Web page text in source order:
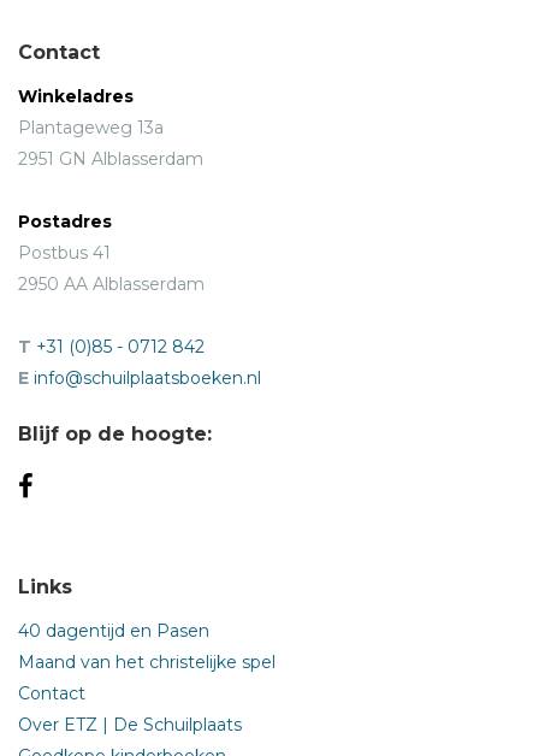
Contact
Winkeladres
Plantageweg 13a
2951 GN Alblasserdam
Postadres
Postbus 41
2950 AA Alblasserdam
T +31 (0)85 - 0712 842
E info@schuilplaatsboeken.nl
Blijf op de hoogte:
Links
40 dagentijd en Pasen
Maand van het christelijke spel
Contact
Over ETZ | De Schuilplaats